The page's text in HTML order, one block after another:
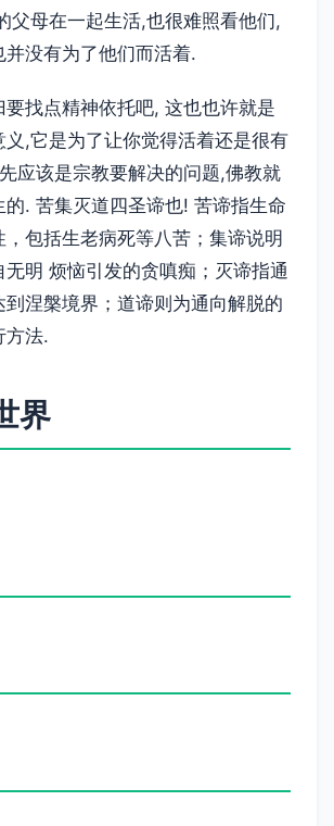
父母在一起生活,也很难照看他们,
并没有为了他们而活着.
要找点精神依托吧, 这也也许就是
义,它是为了让你觉得活着还是很有
应该是宗教要解决的问题,佛教就
的. 苦集灭道四圣谛也! 苦谛指生命
，包括生老病死等八苦；集谛说明
明 烦恼引发的贪嗔痴；灭谛指通
到涅槃境界；道谛则为通向解脱的
方法.
界